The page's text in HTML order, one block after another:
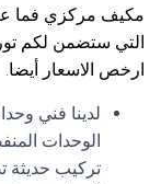
التي ستضمن لكم
ارخص الاسعار أيضا.
لدينا فني
الوحدات
تركيب